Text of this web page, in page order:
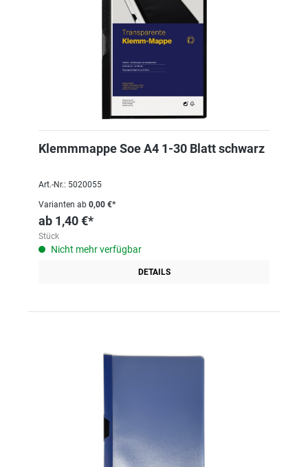
Klemmmappe Soe A4 1-30 Blatt schwarz
Art.-Nr.: 5020055
Varianten ab 0,00 €*
ab 1,40 €*
Stück
Nicht mehr verfügbar
DETAILS